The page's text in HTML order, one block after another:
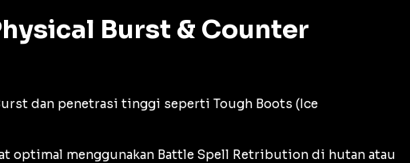
Burst & Counter
dan penetrasi tinggi seperti Tough Boots (Ice
optimal menggunakan Battle Spell Retribution di hutan atau